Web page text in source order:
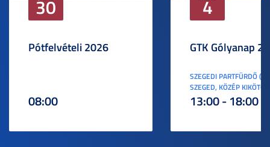
30
Pótfelvételi 2026
08:00
4
GTK Gólyanap
SZEGEDI PARTFÜRDŐ
SZEGED, KÖZÉP KIKÖTŐ
13:00 - 18:00